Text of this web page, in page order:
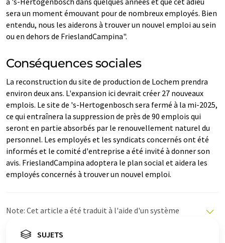
sera un moment émouvant pour de nombreux employés. Bien
entendu, nous les aiderons à trouver un nouvel emploi au sein
ou en dehors de FrieslandCampina".
Conséquences sociales
La reconstruction du site de production de Lochem prendra
environ deux ans. L'expansion ici devrait créer 27 nouveaux
emplois. Le site de 's-Hertogenbosch sera fermé à la mi-2025,
ce qui entraînera la suppression de près de 90 emplois qui
seront en partie absorbés par le renouvellement naturel du
personnel. Les employés et les syndicats concernés ont été
informés et le comité d'entreprise a été invité à donner son
avis. FrieslandCampina adoptera le plan social et aidera les
employés concernés à trouver un nouvel emploi.
Note: Cet article a été traduit à l'aide d'un système
propose ces traductions automatiques pour présenter
SUJETS